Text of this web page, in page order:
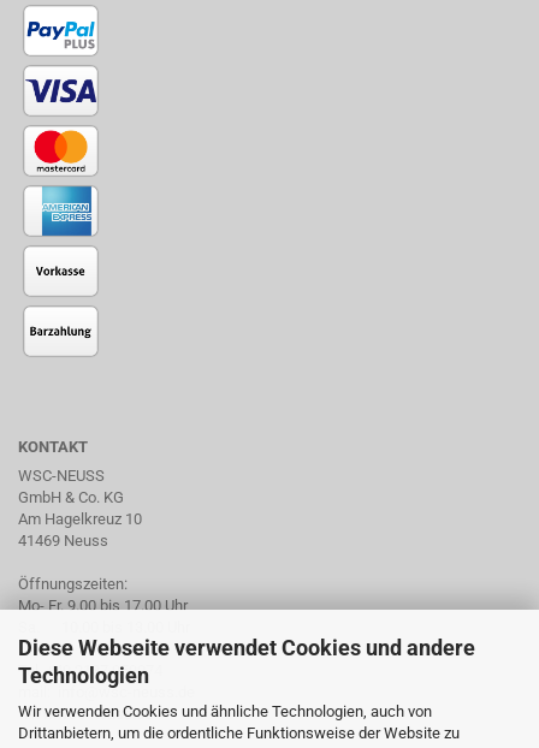
Diese Webseite verwendet Cookies und andere
Technologien
Wir verwenden Cookies und ähnliche Technologien, auch von
Drittanbietern, um die ordentliche Funktionsweise der Website zu
KONTAKT
WSC-NEUSS
GmbH & Co. KG
Am Hagelkreuz 10
41469 Neuss
Öffnungszeiten:
Mo- Fr. 9.00 bis 17.00 Uhr
Tel. +49 2137 959974
mail: info@wsc-neuss.de
www.wsc-neuss.de